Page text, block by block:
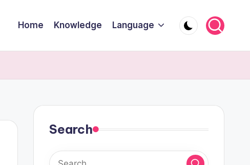
Home Knowledge Language
Search